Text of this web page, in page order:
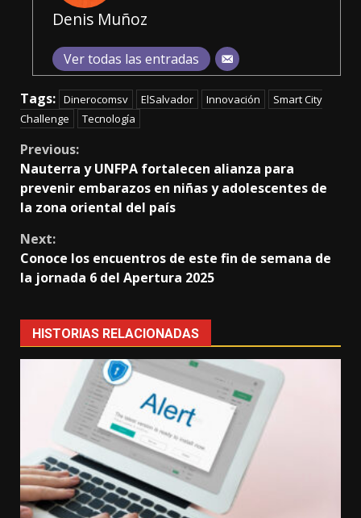
Denis Muñoz
Ver todas las entradas
Tags: Dinerocomsv ElSalvador Innovación
Smart City
Challenge
Tecnología
Continue
Reading
Previous:
Nauterra y UNFPA fortalecen alianza para
prevenir embarazos en niñas y adolescentes de
la zona oriental del país
Next:
Conoce los encuentros de este fin de semana de
la jornada 6 del Apertura 2025
HISTORIAS RELACIONADAS